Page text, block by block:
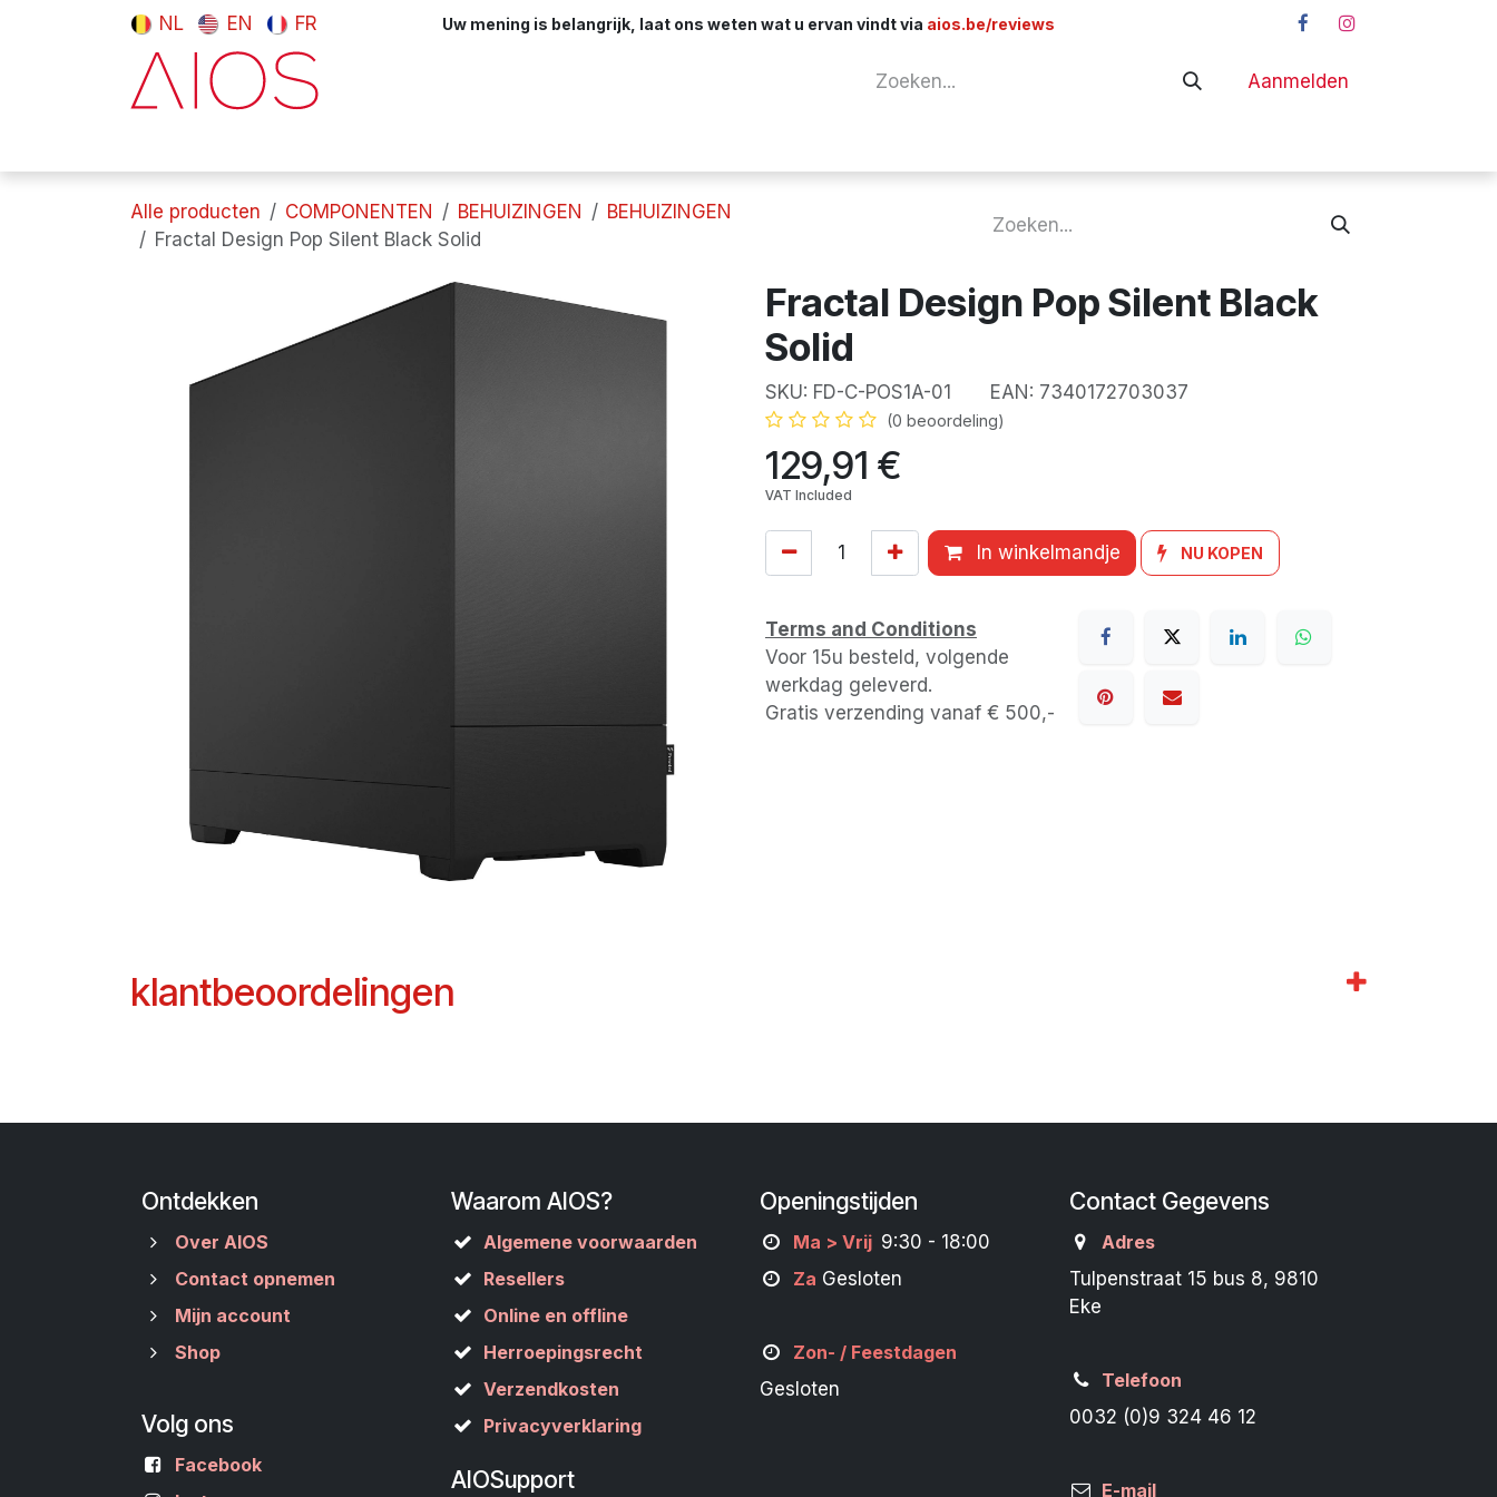
Overslaan naar inhoud
NL EN FR Uw mening is belangrijk, laat ons weten wat u ervan vindt via aios.be/reviews
Aanmelden
Alle producten COMPONENTEN BEHUIZINGEN
BEHUIZINGEN
Fractal Design Pop Silent Black Solid
Fractal Design Pop Silent Black
Solid
SKU: FD-C-POS1A-01 EAN: 7340172703037
(0 beoordeling)
129,91 €
VAT Included
In winkelmandje NU KOPEN
Terms and Conditions
Voor 15u besteld, volgende
werkdag geleverd.
Gratis verzending vanaf € 500,-
klantbeoordelingen
Ontdekken
Over AIOS
Contact opnemen
Mijn account
Shop
Waarom AIOS?
Algemene voorwaarden
Resellers
Online en offline
Herroepingsrecht
Verzendkosten
Privacyverklaring
Openingstijden
Ma > Vrij 9:30 - 18:00
Za Gesloten
Zon- / Feestdagen
Gesloten
Contact Gegevens
Adres
Tulpenstraat 15 bus 8, 9810
Eke
Telefoon
0032 (0)9 324 46 12
E-mail
Volg ons
Facebook
AIOSupport